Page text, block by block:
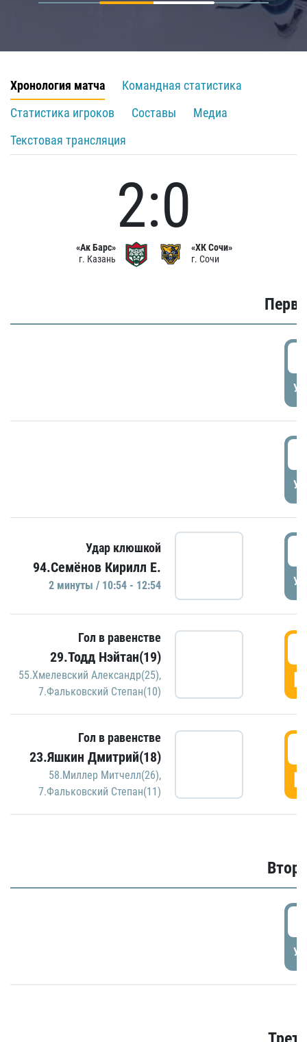
Хронология матча
Командная статистика
Статистика игроков
Составы
Медиа
Текстовая трансляция
«Ак Барс»
г. Казань
2:0
«ХК Сочи»
г. Сочи
Удар клюшкой
94.Семёнов Кирилл Е.
2 минуты / 10:54 - 12:54
Гол в равенстве
29.Тодд Нэйтан(19)
55.Хмелевский Александр(25),
7.Фальковский Степан(10)
Гол в равенстве
23.Яшкин Дмитрий(18)
58.Миллер Митчелл(26),
7.Фальковский Степан(11)